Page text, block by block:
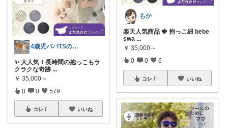
4歳児パパTSの育児おたすけROOM🎁
✨ 大人気！長時間の抱っこもラ
クラクな奇跡 ...
￥ 35,000～
0 0 579
コレ いいね
もか
楽天人気商品 🍓 抱っこ紐 bebe
swa ...
￥ 35,000～
0 0 6
コレ いいね